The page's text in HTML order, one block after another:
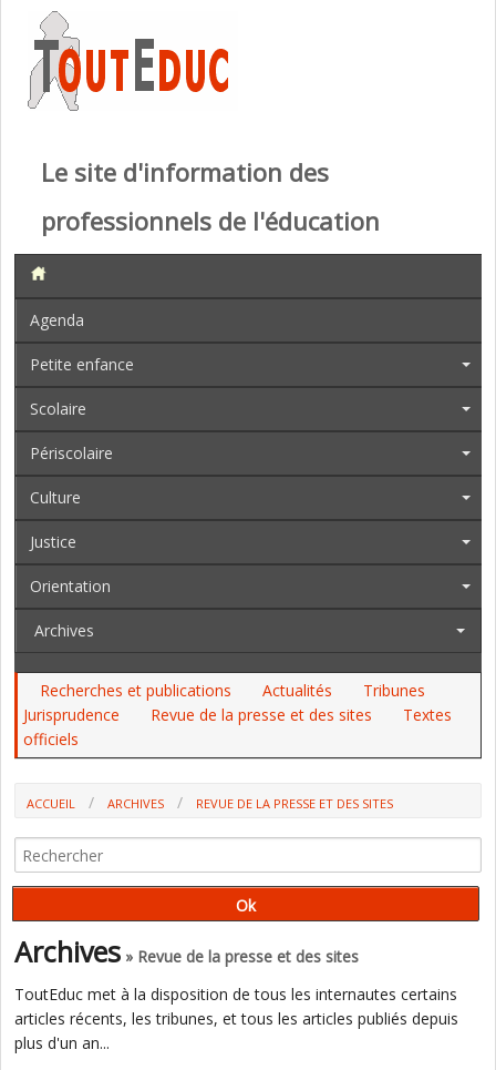
Le site d'information des
professionnels de l'éducation
Agenda
Petite enfance
Scolaire
Périscolaire
Culture
Justice
Orientation
Archives
Recherches et publications Actualités
Tribunes
Jurisprudence
Revue de la presse et des sites
Textes
officiels
ACCUEIL ARCHIVES REVUE DE LA PRESSE ET DES SITES
Archives » Revue de la presse et des sites
ToutEduc met à la disposition de tous les internautes certains
articles récents, les tribunes, et tous les articles publiés depuis
plus d'un an...